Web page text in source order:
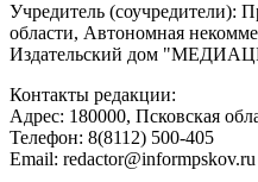
Учредитель (соучредители):
области, Автономная
Издательский дом
Контакты редакции:
Адреc: 180000, Псковская
Телефон: 8(8112) 500-405
Email: redactor@informpskov.ru